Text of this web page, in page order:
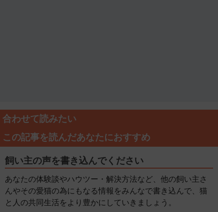
合わせて読みたい
この記事を読んだあなたにおすすめ
飼い主の声を書き込んでください
あなたの体験談やハウツー・解決方法など、他の飼い主さ
んやその愛猫の為にもなる情報をみんなで書き込んで、猫
と人の共同生活をより豊かにしていきましょう。